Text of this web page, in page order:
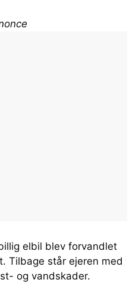
elbil blev forvandlet
Tilbage står ejeren med
og vandskader.